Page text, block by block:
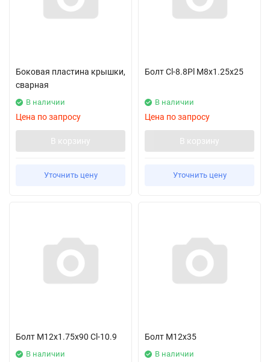
Боковая пластина крышки,
сварная
В наличии
Цена по запросу
В корзину
Уточнить цену
Болт Cl-8.8Pl M8x1.25x25
В наличии
Цена по запросу
В корзину
Уточнить цену
Болт M12x1.75x90 Cl-10.9
В наличии
Болт M12x35
В наличии